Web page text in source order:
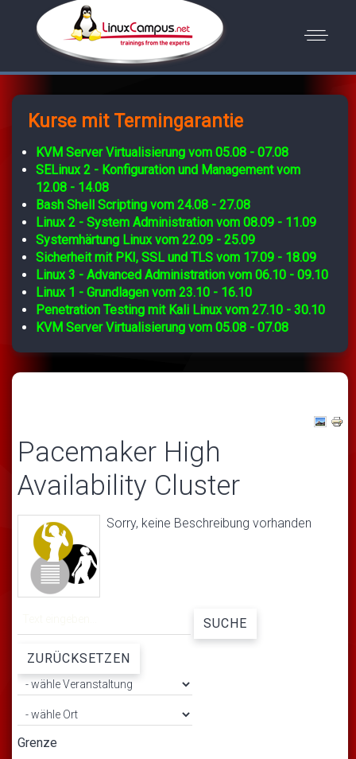
Kurse mit Termingarantie
KVM Server Virtualisierung vom 05.08 - 07.08
SELinux 2 - Konfiguration und Management vom
12.08 - 14.08
Bash Shell Scripting vom 24.08 - 27.08
Linux 2 - System Administration vom 08.09 - 11.09
Systemhärtung Linux vom 22.09 - 25.09
Sicherheit mit PKI, SSL und TLS vom 17.09 - 18.09
Linux 3 - Advanced Administration vom 06.10 - 09.10
Linux 1 - Grundlagen vom 23.10 - 16.10
Penetration Testing mit Kali Linux vom 27.10 - 30.10
KVM Server Virtualisierung vom 05.08 - 07.08
Pacemaker High
Availability Cluster
Sorry, keine Beschreibung vorhanden
SUCHE
ZURÜCKSETZEN
Grenze